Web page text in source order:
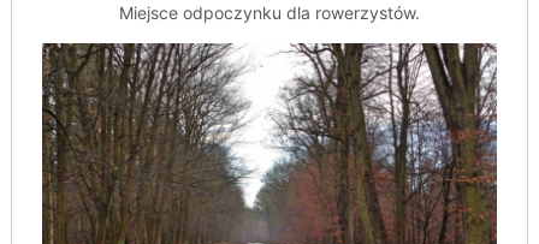
Miejsce odpoczynku dla rowerzystów.